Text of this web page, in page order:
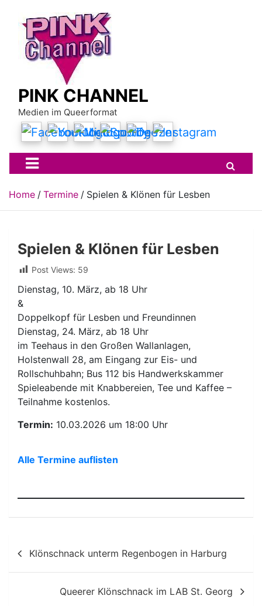
content
PINK CHANNEL
Medien im Queerformat
Home Termine Spielen & Klönen für Lesben
Spielen & Klönen für Lesben
Post Views: 59
Dienstag, 10. März, ab 18 Uhr
&
Doppelkopf für Lesben und Freundinnen
Dienstag, 24. März, ab 18 Uhr
im Teehaus in den Großen Wallanlagen,
Holstenwall 28, am Eingang zur Eis- und
Rollschuhbahn; Bus 112 bis Handwerkskammer
Spieleabende mit Knabbereien, Tee und Kaffee –
Teilnahme kostenlos.
Termin: 10.03.2026 um 18:00 Uhr
Alle Termine auflisten
Beitragsnavigation
Klönschnack unterm Regenbogen in Harburg
Queerer Klönschnack im LAB St. Georg